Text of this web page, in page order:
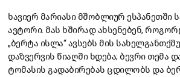
ხავიერ მარიასი მშობლიურ
ავტორი. მას ხშირად ახსენებენ,
„ბერტა ისლა“ ავსებს მის
დაზვერვის წიაღში ხდება; ბევრი თემა
ტომასის გადაბირებას ცდილობს და